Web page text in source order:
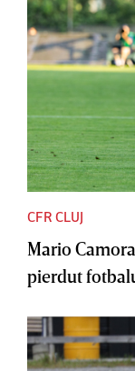
CFR CLUJ
Mario
pierdut